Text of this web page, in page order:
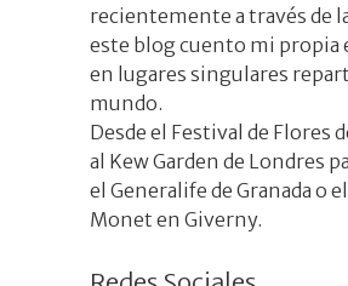
recientemente a través de
este blog cuento mi propia
en lugares singulares
mundo.
Desde el Festival de Flores
al Kew Garden de Londres
el Generalife de Granada o
Monet en Giverny.